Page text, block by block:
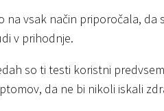
na vsak način priporočala,
v prihodnje.
so ti testi koristni
da ne bi nikoli iskali